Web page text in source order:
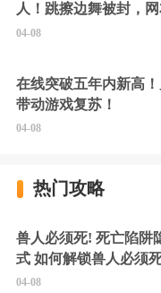
人！跳擦边舞被封，
硬擦封的好！
04-08
在线突破五年内新高
带动游戏复苏！
04-08
热门攻略
兽人必须死! 死亡陷阱
式 如何解锁兽人必须
的隐藏角色
04-08